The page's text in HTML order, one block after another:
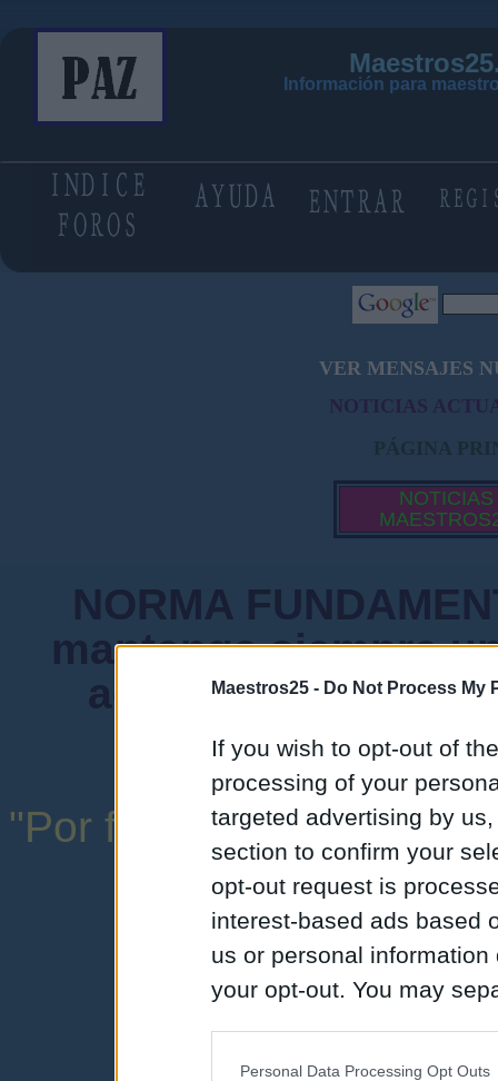
Maestros25 - Do Not Process My
If you wish to opt-out of
processing of your
targeted advertising by
section to confirm your
opt-out request is
interest-based ads based
us or personal
your opt-out. You may
Personal Data Processing Opt Outs
Información para
VER MENSAJES
NOTICIAS
PÁGINA
NOTICIAS
NORMA
mantenga siempre
admiten mensajes
instituciones
"Por favor, no abuse de
una expresión